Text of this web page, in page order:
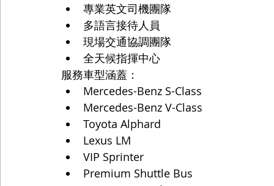
專業英文司機團隊
多語言接待人員
現場交通協調團隊
全天候指揮中心
服務車型涵蓋：
Mercedes-Benz S-Class
Mercedes-Benz V-Class
Toyota Alphard
Lexus LM
VIP Sprinter
Premium Shuttle Bus